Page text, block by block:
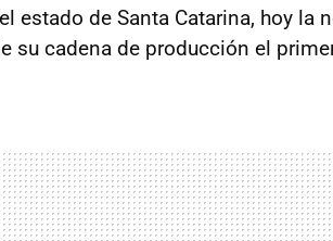
estado de Santa Catarina, hoy la
su cadena de producción el